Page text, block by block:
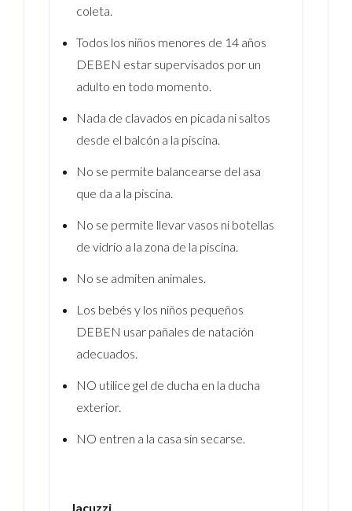
coleta.
Todos los niños menores de 14 años
DEBEN estar supervisados ​​por un
adulto en todo momento.
Nada de clavados en picada ni saltos
desde el balcón a la piscina.
No se permite balancearse del asa
que da a la piscina.
No se permite llevar vasos ni botellas
de vidrio a la zona de la piscina.
No se admiten animales.
Los bebés y los niños pequeños
DEBEN usar pañales de natación
adecuados.
NO utilice gel de ducha en la ducha
exterior.
NO entren a la casa sin secarse.
Jacuzzi